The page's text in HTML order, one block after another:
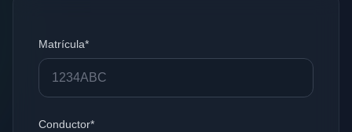
Matrícula*
Conductor*